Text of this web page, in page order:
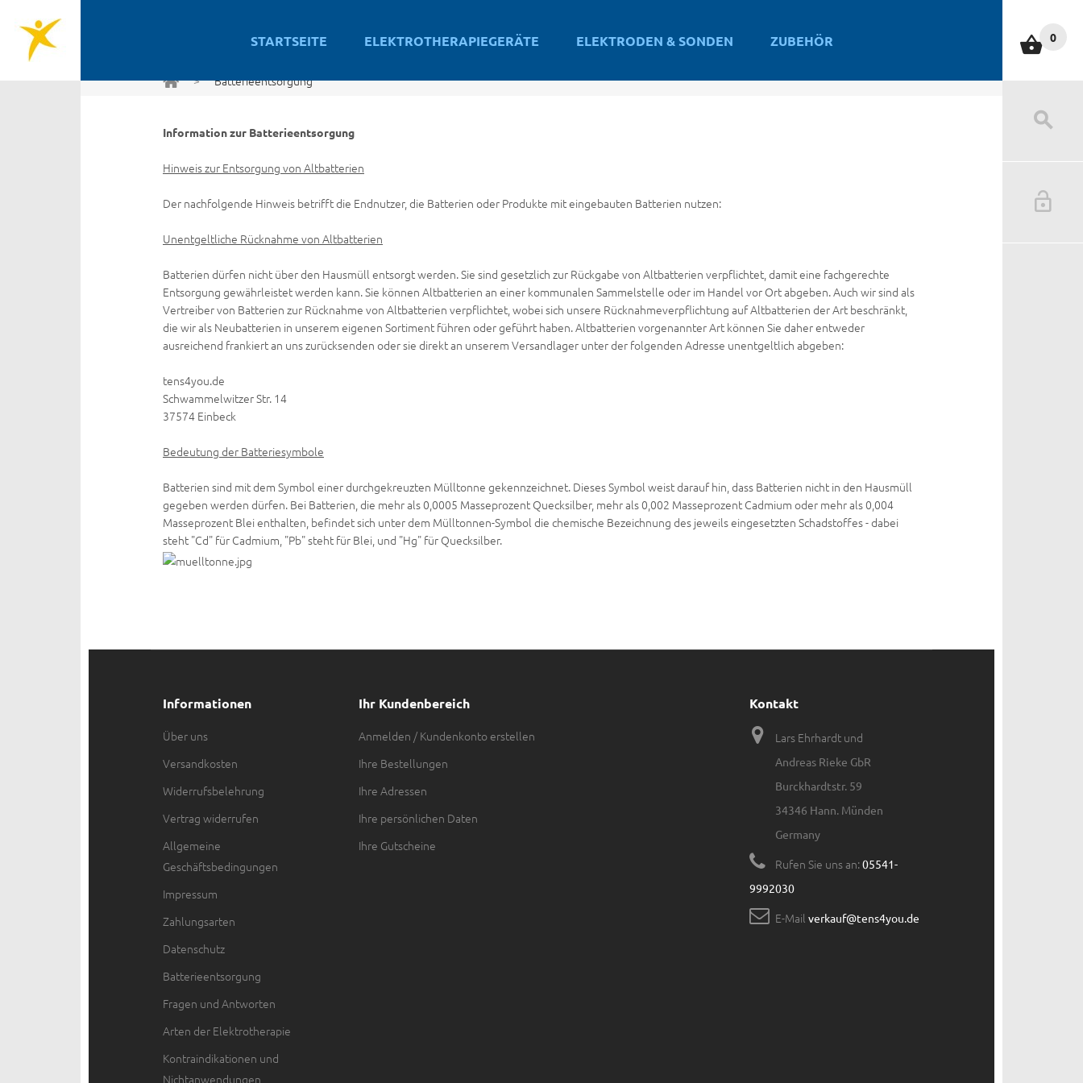
0
STARTSEITE ELEKTROTHERAPIEGERÄTE ELEKTRODEN & SONDEN ZUBEHÖR
> Batterieentsorgung
Information zur Batterieentsorgung
Hinweis zur Entsorgung von Altbatterien
Der nachfolgende Hinweis betrifft die Endnutzer, die Batterien oder Produkte mit eingebauten Batterien nutzen:
Unentgeltliche Rücknahme von Altbatterien
Batterien dürfen nicht über den Hausmüll entsorgt werden. Sie sind gesetzlich zur Rückgabe von Altbatterien verpflichtet, damit eine fachgerechte
Entsorgung gewährleistet werden kann. Sie können Altbatterien an einer kommunalen Sammelstelle oder im Handel vor Ort abgeben. Auch wir sind als
Vertreiber von Batterien zur Rücknahme von Altbatterien verpflichtet, wobei sich unsere Rücknahmeverpflichtung auf Altbatterien der Art beschränkt,
die wir als Neubatterien in unserem eigenen Sortiment führen oder geführt haben. Altbatterien vorgenannter Art können Sie daher entweder
ausreichend frankiert an uns zurücksenden oder sie direkt an unserem Versandlager unter der folgenden Adresse unentgeltlich abgeben:
tens4you.de
Schwammelwitzer Str. 14
37574 Einbeck
Bedeutung der Batteriesymbole
Batterien sind mit dem Symbol einer durchgekreuzten Mülltonne gekennzeichnet. Dieses Symbol weist darauf hin, dass Batterien nicht in den Hausmüll
gegeben werden dürfen. Bei Batterien, die mehr als 0,0005 Masseprozent Quecksilber, mehr als 0,002 Masseprozent Cadmium oder mehr als 0,004
Masseprozent Blei enthalten, befindet sich unter dem Mülltonnen-Symbol die chemische Bezeichnung des jeweils eingesetzten Schadstoffes - dabei
steht "Cd" für Cadmium, "Pb" steht für Blei, und "Hg" für Quecksilber.
Informationen
Über uns
Versandkosten
Widerrufsbelehrung
Vertrag widerrufen
Allgemeine
Geschäftsbedingungen
Impressum
Zahlungsarten
Datenschutz
Batterieentsorgung
Fragen und Antworten
Arten der Elektrotherapie
Kontraindikationen und
Nichtanwendungen
Ihr Kundenbereich
Anmelden / Kundenkonto erstellen
Ihre Bestellungen
Ihre Adressen
Ihre persönlichen Daten
Ihre Gutscheine
Kontakt
Lars Ehrhardt und
Andreas Rieke GbR
Burckhardtstr. 59
34346 Hann. Münden
Germany
Rufen Sie uns an:05541-
9992030
E-Mail verkauf@tens4you.de